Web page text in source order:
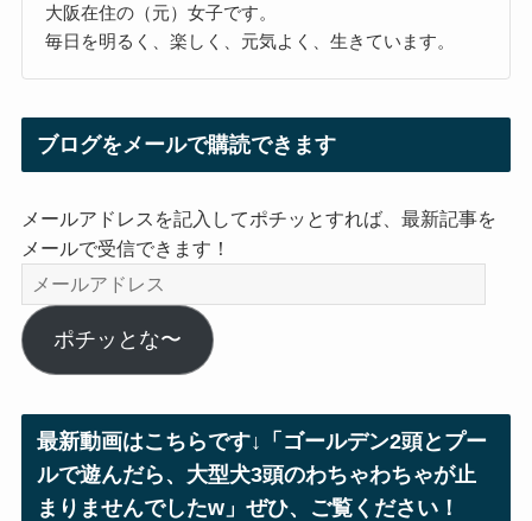
大阪在住の（元）女子です。
毎日を明るく、楽しく、元気よく、生きています。
ブログをメールで購読できます
メールアドレスを記入してポチッとすれば、最新記事を
メールで受信できます！
メ
ー
ル
ア
ス
ポチッとな〜
最新動画はこちらです↓「ゴールデン2頭とプー
ルで遊んだら、大型犬3頭のわちゃわちゃが止
まりませんでしたw」ぜひ、ご覧ください！